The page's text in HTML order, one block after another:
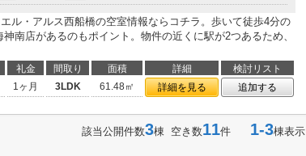
ル・アルス西船橋の空室情報ならコチラ。歩いて徒歩4分の
南店があるのもポイント。物件の近くに駅が2つあるため、
礼金 間取り 面積 詳細
検討リスト
1ヶ月 3LDK 61.48㎡ 詳細を見る 追加する
該当公開件数3棟 空き数11件 1-3棟表示